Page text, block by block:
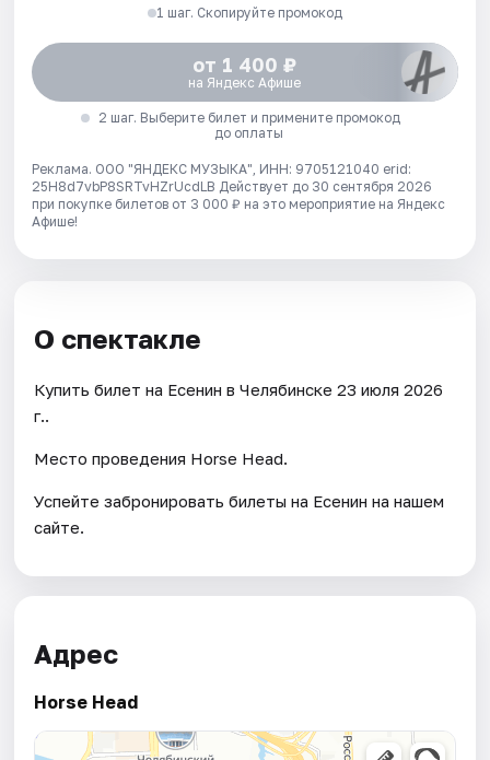
1 шаг. Скопируйте промокод
от 1 400 ₽
на Яндекс Афише
2 шаг. Выберите билет и примените промокод
до оплаты
Реклама. ООО "ЯНДЕКС МУЗЫКА", ИНН: 9705121040 erid:
25H8d7vbP8SRTvHZrUcdLB Действует до 30 сентября 2026
при покупке билетов от 3 000 ₽ на это мероприятие на Яндекс
Афише!
О спектакле
Купить билет на Есенин в Челябинске 23 июля 2026
г..
Место проведения Horse Head.
Успейте забронировать билеты на Есенин на нашем
сайте.
Адрес
Horse Head